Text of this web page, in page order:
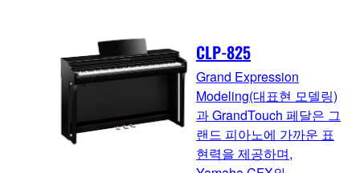
CLP-825
Grand Expression
Modeling(대표현 모델링)
과 GrandTouch 페달은 그
랜드 피아노에 가까운 표
현력을 제공하며,